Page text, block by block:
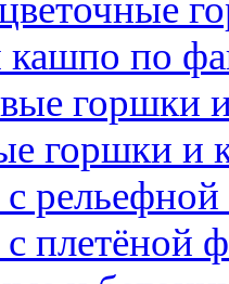
по
горшки
горшки и
рельефной
плетёной